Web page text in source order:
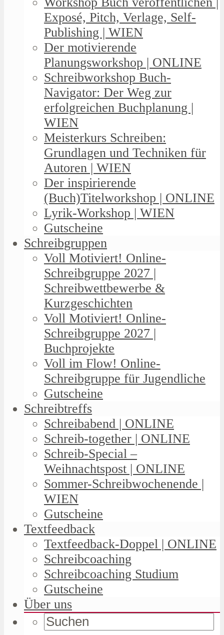
Exposé, Pitch, Verlage, Self-
Publishing | WIEN
Der motivierende
Planungsworkshop | ONLINE
Schreibworkshop Buch-
Navigator: Der Weg zur
erfolgreichen Buchplanung |
WIEN
Meisterkurs Schreiben:
Grundlagen und Techniken für
Autoren | WIEN
Der inspirierende
(Buch)Titelworkshop | ONLINE
Lyrik-Workshop | WIEN
Gutscheine
Schreibgruppen
Voll Motiviert! Online-
Schreibgruppe 2027 |
Schreibwettbewerbe &
Kurzgeschichten
Voll Motiviert! Online-
Schreibgruppe 2027 |
Buchprojekte
Voll im Flow! Online-
Schreibgruppe für Jugendliche
Gutscheine
Schreibtreffs
Schreibabend | ONLINE
Schreib-together | ONLINE
Schreib-Special –
Weihnachtspost | ONLINE
Sommer-Schreibwochenende |
WIEN
Gutscheine
Textfeedback
Textfeedback-Doppel | ONLINE
Schreibcoaching
Schreibcoaching Studium
Gutscheine
Über uns